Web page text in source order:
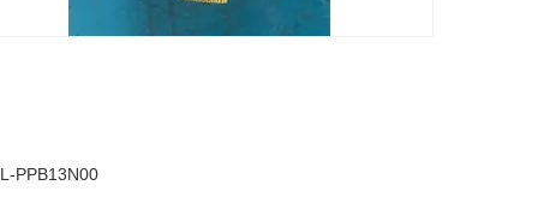
PPB13N00